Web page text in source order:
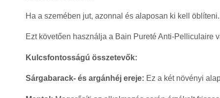
Ha a szemében jut, azonnal és alaposan ki kell
Ezt követően használja a Bain Pureté Anti-Pelliculaire
Kulcsfontosságú összetevők:
Sárgabarack- és argánhéj ereje: Ez a két növényi